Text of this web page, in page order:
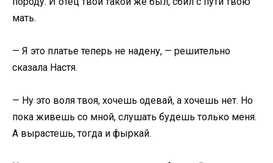
мать.
— Я это платье теперь не надену, — решительно
сказала Настя.
— Ну это воля твоя, хочешь одевай, а хочешь нет. Но
пока живешь со мной, слушать будешь только меня.
А вырастешь, тогда и фыркай.